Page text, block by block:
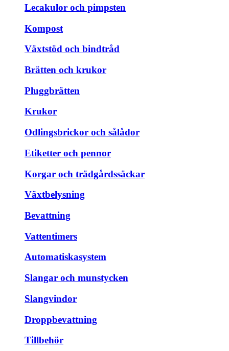
Lecakulor och pimpsten
Kompost
Växtstöd och bindtråd
Brätten och krukor
Pluggbrätten
Krukor
Odlingsbrickor och sålådor
Etiketter och pennor
Korgar och trädgårdssäckar
Växtbelysning
Bevattning
Vattentimers
Automatiskasystem
Slangar och munstycken
Slangvindor
Droppbevattning
Tillbehör